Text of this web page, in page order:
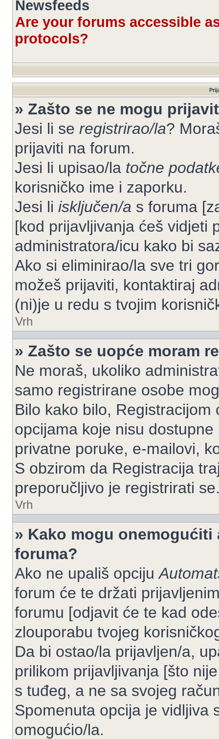
Newsfeeds
Are your forums accessible
protocols?
» Zašto se ne mogu
Jesi li se registrirao/la?
prijaviti na forum.
Jesi li upisao/la točne
korisničko ime i zaporku.
Jesi li isključen/a s foruma
[kod prijavljivanja ćeš vidjeti
administratora/icu kako bi
Ako si eliminirao/la sve tri
možeš prijaviti, kontaktiraj
(ni)je u redu s tvojim
Vrh
» Zašto se uopće moram
Ne moraš, ukoliko
samo registrirane osobe
Bilo kako bilo,
opcijama koje nisu
privatne poruke, e-mailovi,
S obzirom da Registracija
preporučljivo je registrirati
Vrh
» Kako mogu
foruma?
Ako ne upališ opciju
forum će te držati
forumu [odjavit će te kad
zlouporabu tvojeg
Da bi ostao/la prijavljen/a,
prilikom prijavljivanja [što
s tuđeg, a ne sa svojeg
Spomenuta opcija je vidljiva
omogućio/la.